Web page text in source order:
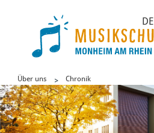
DE
Über uns Chronik